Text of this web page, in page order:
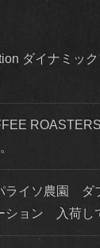
ダイナミッ
イソ農園 ダ
ション 入荷し